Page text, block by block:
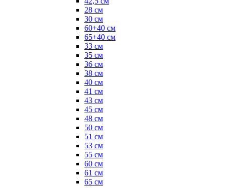
28 см
30 см
60+40 см
65+40 см
33 см
35 см
36 см
38 см
40 см
41 см
43 см
45 см
48 см
50 см
51 см
53 см
55 см
60 см
61 см
65 см